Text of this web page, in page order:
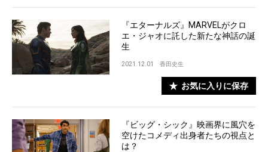
『エターナルズ』MARVELがクロ
エ・ジャオに託した新たな神話の誕
生
2021.12.01 香田史生
お気に入りに保存
『ビッグ・シック』映画界に風穴を
空けたコメディ出身者たちの視点と
は？